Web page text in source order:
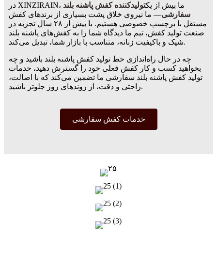
در XINZIRAIN، ما بیش از یکتولیدکننده کفش پاشنه بلند
سفارشی— ما نیروی خلاق پشت بسیاری از برندهای کفش
مستقل با برچسب خصوصی هستیم. با بیش از ۲۸ سال تجربه در
صنعت تولید کفش، تیم ما دیدگاه شما را به کفش‌های پاشنه بلند
شیک و باکیفیت زنانه، متناسب با بازار شما، تبدیل می‌کند.
چه در حال راه‌اندازی خط تولید کفش پاشنه بلند باشید و چه
بخواهید کسب و کار کفش فعلی خود را گسترش دهید، خدمات
تولید کفش پاشنه بلند سفارشی ما تضمین می‌کند که با اصالت،
راحتی و دقت، از روندهای روز جلوتر باشید.
خدمات کفش سفارشی